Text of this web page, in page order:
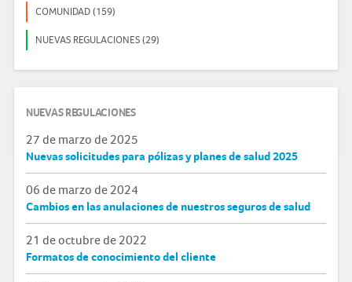
COMUNIDAD (159)
NUEVAS REGULACIONES (29)
NUEVAS REGULACIONES
27 de marzo de 2025
Nuevas solicitudes para pólizas y planes de salud 2025
06 de marzo de 2024
Cambios en las anulaciones de nuestros seguros de salud
21 de octubre de 2022
Formatos de conocimiento del cliente